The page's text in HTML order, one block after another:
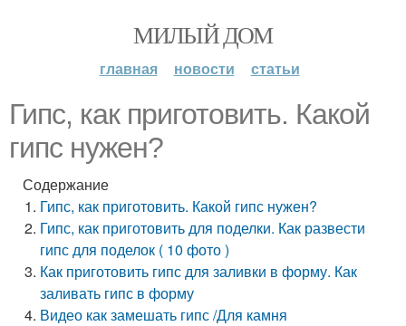
МИЛЫЙ ДОМ
главная новости статьи
Гипс, как приготовить. Какой
гипс нужен?
Содержание
Гипс, как приготовить. Какой гипс нужен?
Гипс, как приготовить для поделки. Как развести
гипс для поделок ( 10 фото )
Как приготовить гипс для заливки в форму. Как
заливать гипс в форму
Видео как замешать гипс /Для камня